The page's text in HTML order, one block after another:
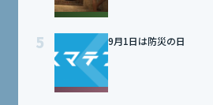
5 9月1日は防災の日